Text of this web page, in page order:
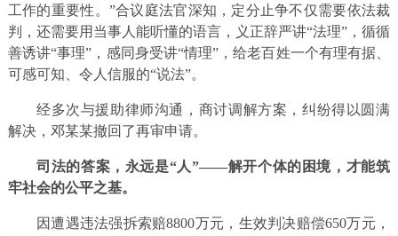
工作的重要性。”合议庭法官深知，定分止争不仅需要依法裁
判，还需要用当事人能听懂的语言，义正辞严讲“法理”，循循
善诱讲“事理”，感同身受讲“情理”，给老百姓一个有理有据、
可感可知、令人信服的“说法”。
经多次与援助律师沟通，商讨调解方案，纠纷得以圆满
解决，邓某某撤回了再审申请。
司法的答案，永远是“人”——解开个体的困境，才能筑
牢社会的公平之基。
因遭遇违法强拆索赔8800万元，生效判决赔偿650万元，